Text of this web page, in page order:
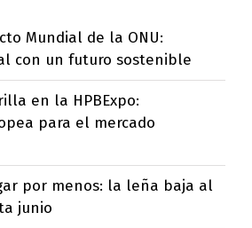
Mundial de la ONU:
con un futuro sostenible
en la HPBExpo:
para el mercado
por menos: la leña baja al
junio